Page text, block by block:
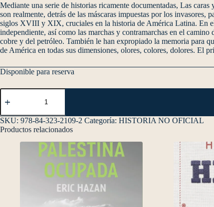
Mediante una serie de historias ricamente documentadas, Las
son realmente, detrás de las máscaras impuestas por los
siglos XVIII y XIX, cruciales en la historia de América Latina. En el
independiente, así como las marchas y contramarchas en el
cobre y del petróleo. También le han expropiado la memoria para
de América en todas sus dimensiones, olores, colores, dolores. El
Disponible para reserva
SKU: 978-84-323-2109-2 Categoría: HISTORIA NO OFICIAL
Productos relacionados